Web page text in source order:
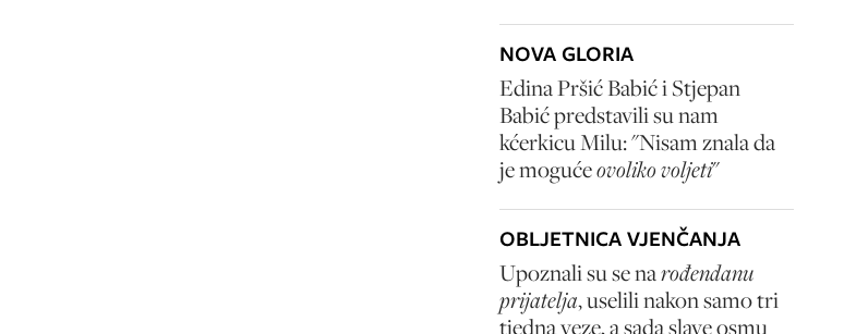
NOVA GLORIA
Edina Pršić Babić i Stjepan
Babić predstavili su nam
kćerkicu Milu: "Nisam znala da
je mogućeovoliko voljeti"
OBLJETNICA VJENČANJA
Upoznali su se narođendanu
prijatelja, uselili nakon samo tri
tjedna veze, a sada slave osmu